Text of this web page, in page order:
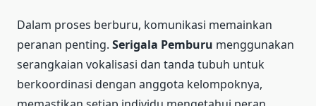
Dalam proses berburu, komunikasi memainkan
peranan penting. Serigala Pemburu menggunakan
serangkaian vokalisasi dan tanda tubuh untuk
berkoordinasi dengan anggota kelompoknya,